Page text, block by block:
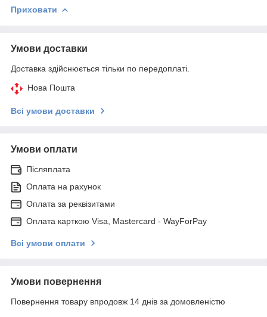
Приховати
Умови доставки
Доставка здійснюється тільки по передоплаті.
Нова Пошта
Всі умови доставки
Умови оплати
Післяплата
Оплата на рахунок
Оплата за реквізитами
Оплата карткою Visa, Mastercard - WayForPay
Всі умови оплати
Умови повернення
Повернення товару впродовж 14 днів за домовленістю